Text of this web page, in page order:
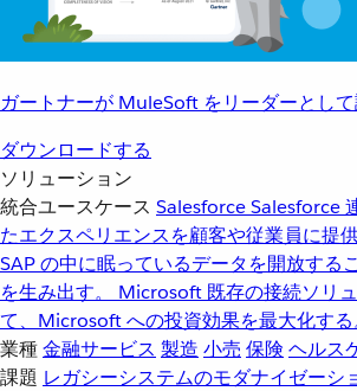
ガートナーが MuleSoft をリーダーとし
ダウンロードする
ソリューション
統合ユースケース SalesforceSalesforce
たエクスペリエンスを顧客や従業員に提
SAP の中に眠っているデータを開放する
を生み出す。
Microsoft 既存の接続ソリ
て、Microsoft への投資効果を最大化する
業種金融サービス 製造 小売 保険 ヘルス
課題 レガシーシステムのモダナイゼーシ